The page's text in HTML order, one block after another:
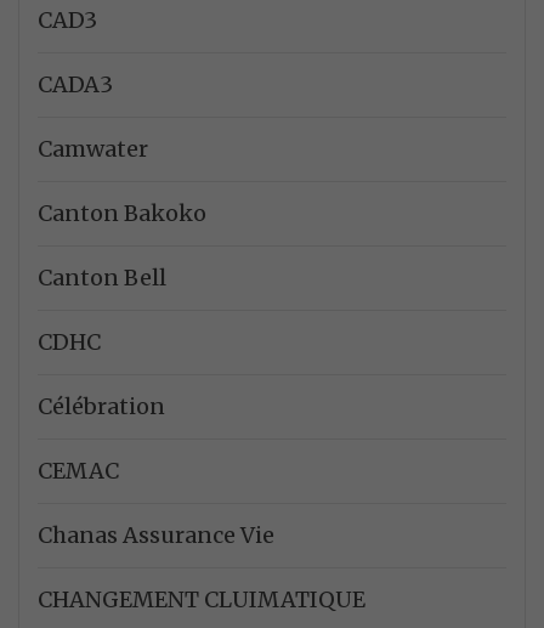
CAD3
CADA3
Camwater
Canton Bakoko
Canton Bell
CDHC
Célébration
CEMAC
Chanas Assurance Vie
CHANGEMENT CLUIMATIQUE